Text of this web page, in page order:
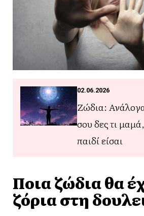
02.06.2026
Ζώδια:
σου δες τι
παιδί είσαι
Ποια ζώδια θα
ζόρια στη